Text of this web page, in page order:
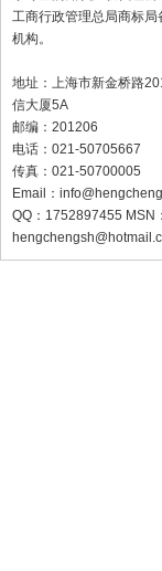
工商行政管理总局商标局
机构。
地址：上海市新金桥路
信大厦5A
邮编：201206
电话：021-50705667
传真：021-50700005
Email：
QQ：1752897455 MSN：